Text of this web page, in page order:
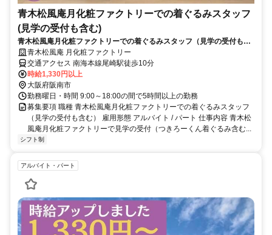
青木松風庵月化粧ファクトリーでの着ぐるみスタッフ
(見学の受付も含む)
青木松風庵月化粧ファクトリーでの着ぐるみスタッフ（見学の受付も含
む）青木松風庵 月化粧ファクトリー
交通アクセス 南海本線尾崎駅徒歩10分
時給1,330円以上
大阪府阪南市
勤務曜日・時間 9:00～18:00の間で5時間以上の勤務
募集要項 職種 青木松風庵月化粧ファクトリーでの着ぐるみスタッフ
（見学の受付も含む） 雇用形態 アルバイト / パート 仕事内容 青木松
風庵月化粧ファクトリーで見学の受付（つきろーくん着ぐるみ含む...
シフト制
アルバイト・パート